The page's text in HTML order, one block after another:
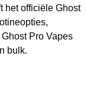
het officiële Ghost
Pro Vapes
bulk.